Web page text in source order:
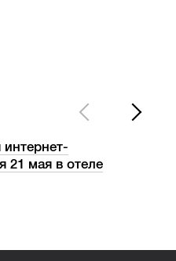
интернет-
21 мая в отеле